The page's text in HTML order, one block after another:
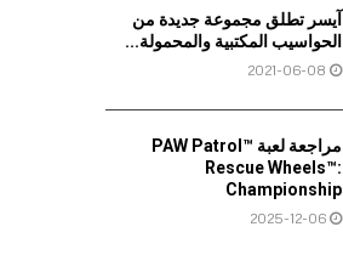
آيسر تطلق مجموعة جديدة من
الحواسيب المكتبية والمحمولة...
2021-06-08
مراجعة لعبة PAW Patrol™
Rescue Wheels™:
Championship
2025-12-06